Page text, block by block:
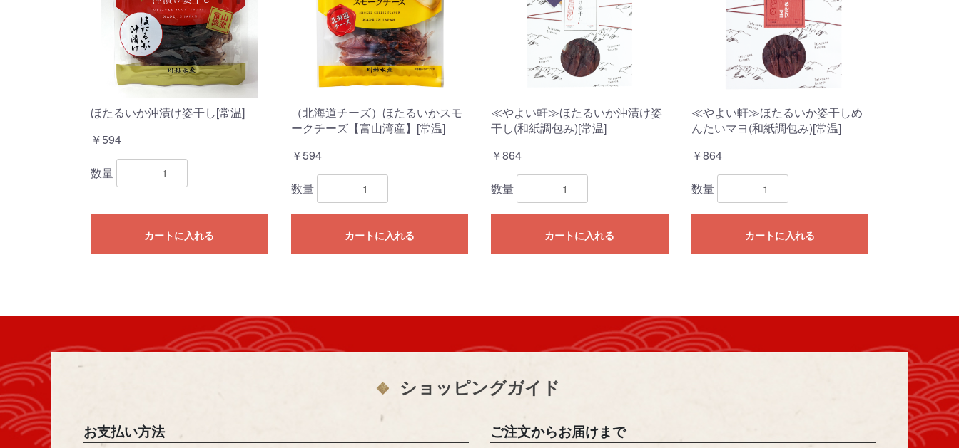
ほたるいか沖漬け姿干し[常温]
￥594
数量
カートに入れる
（北海道チーズ）ほたるいかスモ
ークチーズ【富山湾産】[常温]
￥594
数量
カートに入れる
≪やよい軒≫ほたるいか沖漬け姿
干し(和紙調包み)[常温]
￥864
数量
カートに入れる
≪やよい軒≫ほたるいか姿干しめ
んたいマヨ(和紙調包み)[常温]
￥864
数量
カートに入れる
カートへ進む
ショッピングガイド
お支払い方法 ご注文からお届けまで